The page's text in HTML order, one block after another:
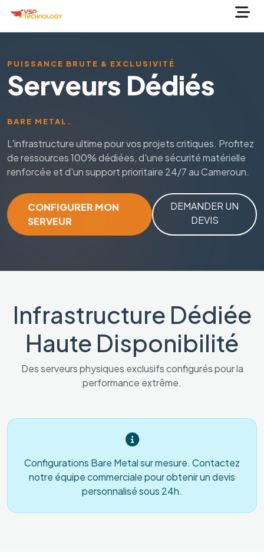
PUISSANCE BRUTE & EXCLUSIVITÉ
Serveurs Dédiés
BARE METAL.
L'infrastructure ultime pour vos projets critiques. Profitez
de ressources 100% dédiées, d'une sécurité matérielle
renforcée et d'un support prioritaire 24/7 au Cameroun.
CONFIGURER MON
SERVEUR
DEMANDER UN
DEVIS
Infrastructure Dédiée
Haute Disponibilité
Des serveurs physiques exclusifs configurés pour la
performance extrême.
Configurations Bare Metal sur mesure. Contactez
notre équipe commerciale pour obtenir un devis
personnalisé sous 24h.